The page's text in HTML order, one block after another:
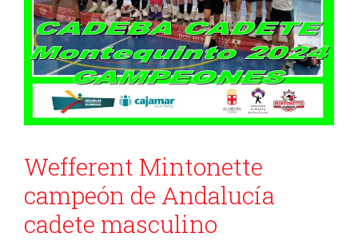
Wefferent Mintonette
campeón de Andalucía
cadete masculino